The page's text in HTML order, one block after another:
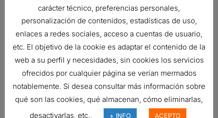
51,31€
Ref:B085001
B130059
carácter técnico, preferencias personales,
personalización de contenidos, estadísticas de uso,
enlaces a redes sociales, acceso a cuentas de usuario,
etc. El objetivo de la cookie es adaptar el contenido de la
web a su perfil y necesidades, sin cookies los servicios
ofrecidos por cualquier página se verían mermados
notablemente. Si desea consultar más información sobre
qué son las cookies, qué almacenan, cómo eliminarlas,
desactivarlas, etc.,
+ INFO ACEPTO